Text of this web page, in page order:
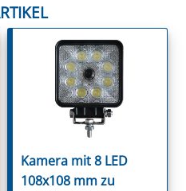
Kamera mit 8 LED
108x108 mm zu